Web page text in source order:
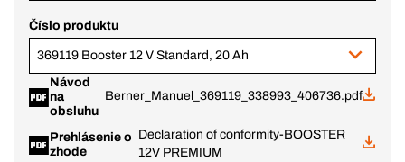
Číslo produktu
369119 Booster 12 V Standard, 20 Ah
Návod
na
obsluhu
Berner_Manuel_369119_338993_406736.pdf
Prehlásenie o
zhode
Declaration of conformity-BOOSTER
12V PREMIUM